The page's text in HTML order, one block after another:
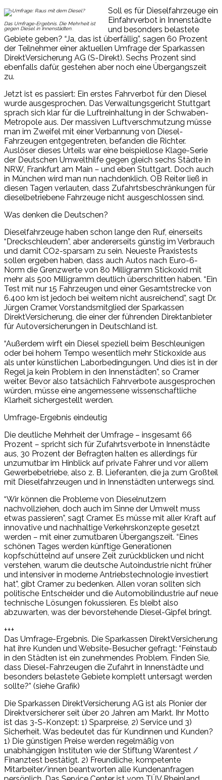
Das Umfrage-Ergebnis. Die Mehrheit ist
gegen Diesel in Innenstädten.
Soll es für Dieselfahrzeuge ein
Einfahrverbot in Innenstädte
und besonders belastete
Gebiete geben? “Ja, das ist überfällig”, sagen 60 Prozent
der Teilnehmer einer aktuellen Umfrage der Sparkassen
DirektVersicherung AG (S-Direkt). Sechs Prozent sind
ebenfalls dafür, gestehen aber noch eine Übergangszeit
zu.
Jetzt ist es passiert: Ein erstes Fahrverbot für den Diesel
wurde ausgesprochen. Das Verwaltungsgericht Stuttgart
sprach sich klar für die Luftreinhaltung in der Schwaben-
Metropole aus. Der massiven Luftverschmutzung müsse
man im Zweifel mit einer Verbannung von Diesel-
Fahrzeugen entgegentreten, befanden die Richter.
Auslöser dieses Urteils war eine beispiellose Klage-Serie
der Deutschen Umwelthilfe gegen gleich sechs Städte in
NRW, Frankfurt am Main – und eben Stuttgart. Doch auch
in München wird man nun nachdenklich. OB Reiter ließ in
diesen Tagen verlauten, dass Zufahrtsbeschränkungen für
dieselbetriebene Fahrzeuge nicht ausgeschlossen sind.
Was denken die Deutschen?
Dieselfahrzeuge haben schon lange den Ruf, einerseits
“Dreckschleudern”, aber andererseits günstig im Verbrauch
und damit CO2-sparsam zu sein. Neueste Praxistests
sollen ergeben haben, dass auch Autos nach Euro-6-
Norm die Grenzwerte von 80 Milligramm Stickoxid mit
mehr als 500 Milligramm deutlich überschritten haben. “Ein
Test mit nur 15 Fahrzeugen und einer Gesamtstrecke von
6.400 km ist jedoch bei weitem nicht ausreichend”, sagt Dr.
Jürgen Cramer, Vorstandsmitglied der Sparkassen
DirektVersicherung, die einer der führenden Direktanbieter
für Autoversicherungen in Deutschland ist.
“Außerdem wirft ein Diesel speziell beim Beschleunigen
oder bei hohem Tempo wesentlich mehr Stickoxide aus
als unter künstlichen Laborbedingungen. Und dies ist in der
Regel ja kein Problem in den Innenstädten”, so Cramer
weiter. Bevor also tatsächlich Fahrverbote ausgesprochen
würden, müsse eine angemessene wissenschaftliche
Klarheit sichergestellt werden.
Umfrage-Ergebnis eindeutig
Die deutliche Mehrheit der Umfrage – insgesamt 66
Prozent – spricht sich für Zufahrtsverbote in Innenstädte
aus, 30 Prozent der Befragten halten es allerdings für
unzumutbar im Hinblick auf private Fahrer und vor allem
Gewerbebetriebe, also z. B. Lieferanten, die ja zum Großteil
mit Dieselfahrzeugen und in Innenstädten unterwegs sind.
“Wir können die Probleme von Dieselnutzern
nachvollziehen, doch auch im Sinne der Umwelt muss
etwas passieren”, sagt Cramer. Es müsse mit aller Kraft auf
innovative und nachhaltige Verkehrskonzepte gesetzt
werden – mit einer zumutbaren Übergangszeit. “Eines
schönen Tages werden künftige Generationen
kopfschüttelnd auf unsere Zeit zurückblicken und nicht
verstehen, warum die deutsche Autoindustrie nicht früher
und intensiver in moderne Antriebstechnologie investiert
hat”, gibt Cramer zu bedenken. Allen voran sollten sich
politische Entscheider und die Automobilindustrie auf neue
technische Lösungen fokussieren. Es bleibt also
abzuwarten, was der bevorstehende Diesel-Gipfel bringt.
+++
Das Umfrage-Ergebnis. Die Sparkassen DirektVersicherung
hat ihre Kunden und Website-Besucher gefragt: “Feinstaub
in den Städten ist ein zunehmendes Problem. Finden Sie,
dass Diesel-Fahrzeugen die Zufahrt in Innenstädte und
besonders belastete Gebiete komplett untersagt werden
sollte?” (siehe Grafik)
Die Sparkassen DirektVersicherung AG ist als Pionier der
Direktversicherer seit über 20 Jahren am Markt. Ihr Motto
ist das 3-S-Konzept: 1) Sparpreise, 2) Service und 3)
Sicherheit. Was bedeutet das für Kundinnen und Kunden?
1) Die günstigen Preise werden regelmäßig von
unabhängigen Instituten wie der Stiftung Warentest /
Finanztest bestätigt. 2) Freundliche, kompetente
Mitarbeiter/innen beantworten alle Kundenanfragen